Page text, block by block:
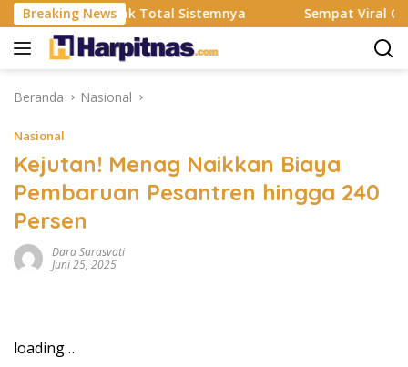
Langsung
ke
konten
Breaking News
Rombak Total Sistemnya Sempat Viral Gaya
Beranda Nasional
Nasional
Kejutan! Menag Naikkan Biaya
Pembaruan Pesantren hingga 240
Persen
Dara Sarasvati
Juni 25, 2025
loading…